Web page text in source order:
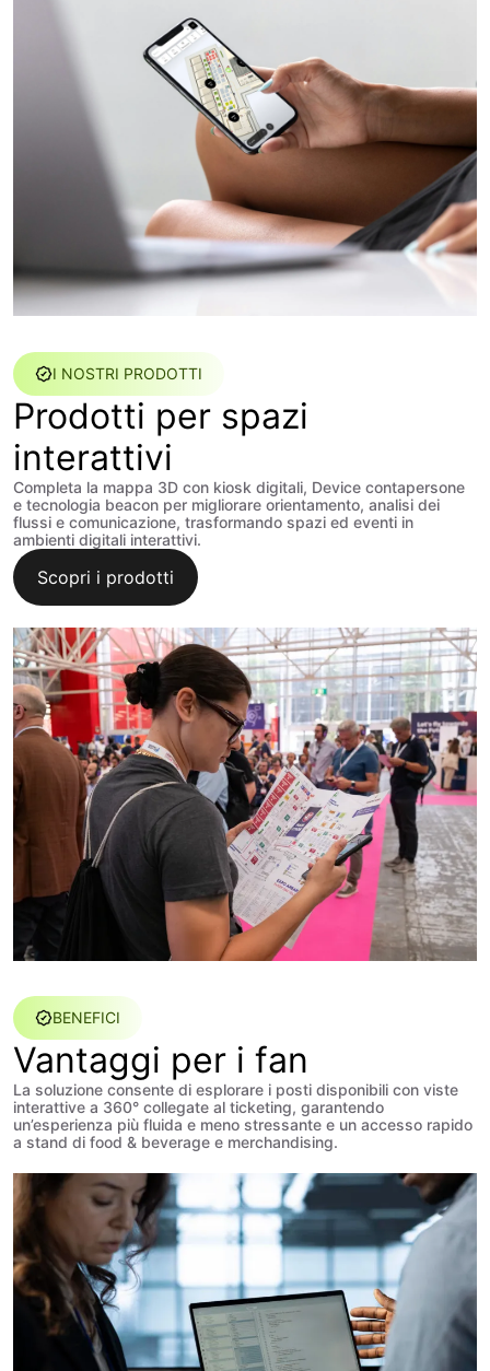
I NOSTRI PRODOTTI
Prodotti per spazi
interattivi
Completa la mappa 3D con kiosk digitali, Device contapersone
e tecnologia beacon per migliorare orientamento, analisi dei
flussi e comunicazione, trasformando spazi ed eventi in
ambienti digitali interattivi.
Scopri i prodotti
BENEFICI
Vantaggi per i fan
La soluzione consente di esplorare i posti disponibili con viste
interattive a 360° collegate al ticketing, garantendo
un’esperienza più fluida e meno stressante e un accesso rapido
a stand di food & beverage e merchandising.